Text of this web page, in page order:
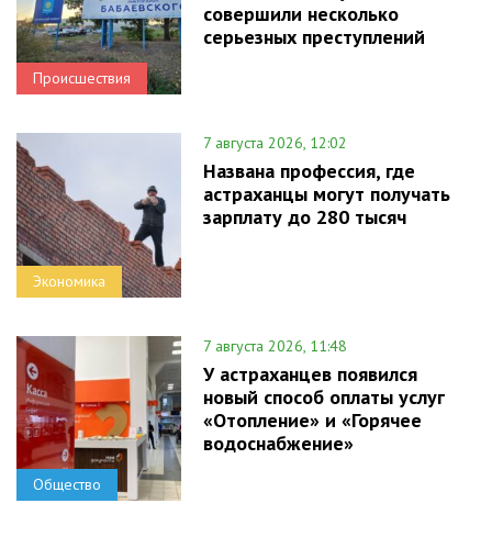
Происшествия
совершили несколько
серьезных преступлений
Экономика
7 августа 2026, 12:02
Названа профессия, где
астраханцы могут получать
зарплату до 280 тысяч
Общество
7 августа 2026, 11:48
У астраханцев появился
новый способ оплаты услуг
«Отопление» и «Горячее
водоснабжение»